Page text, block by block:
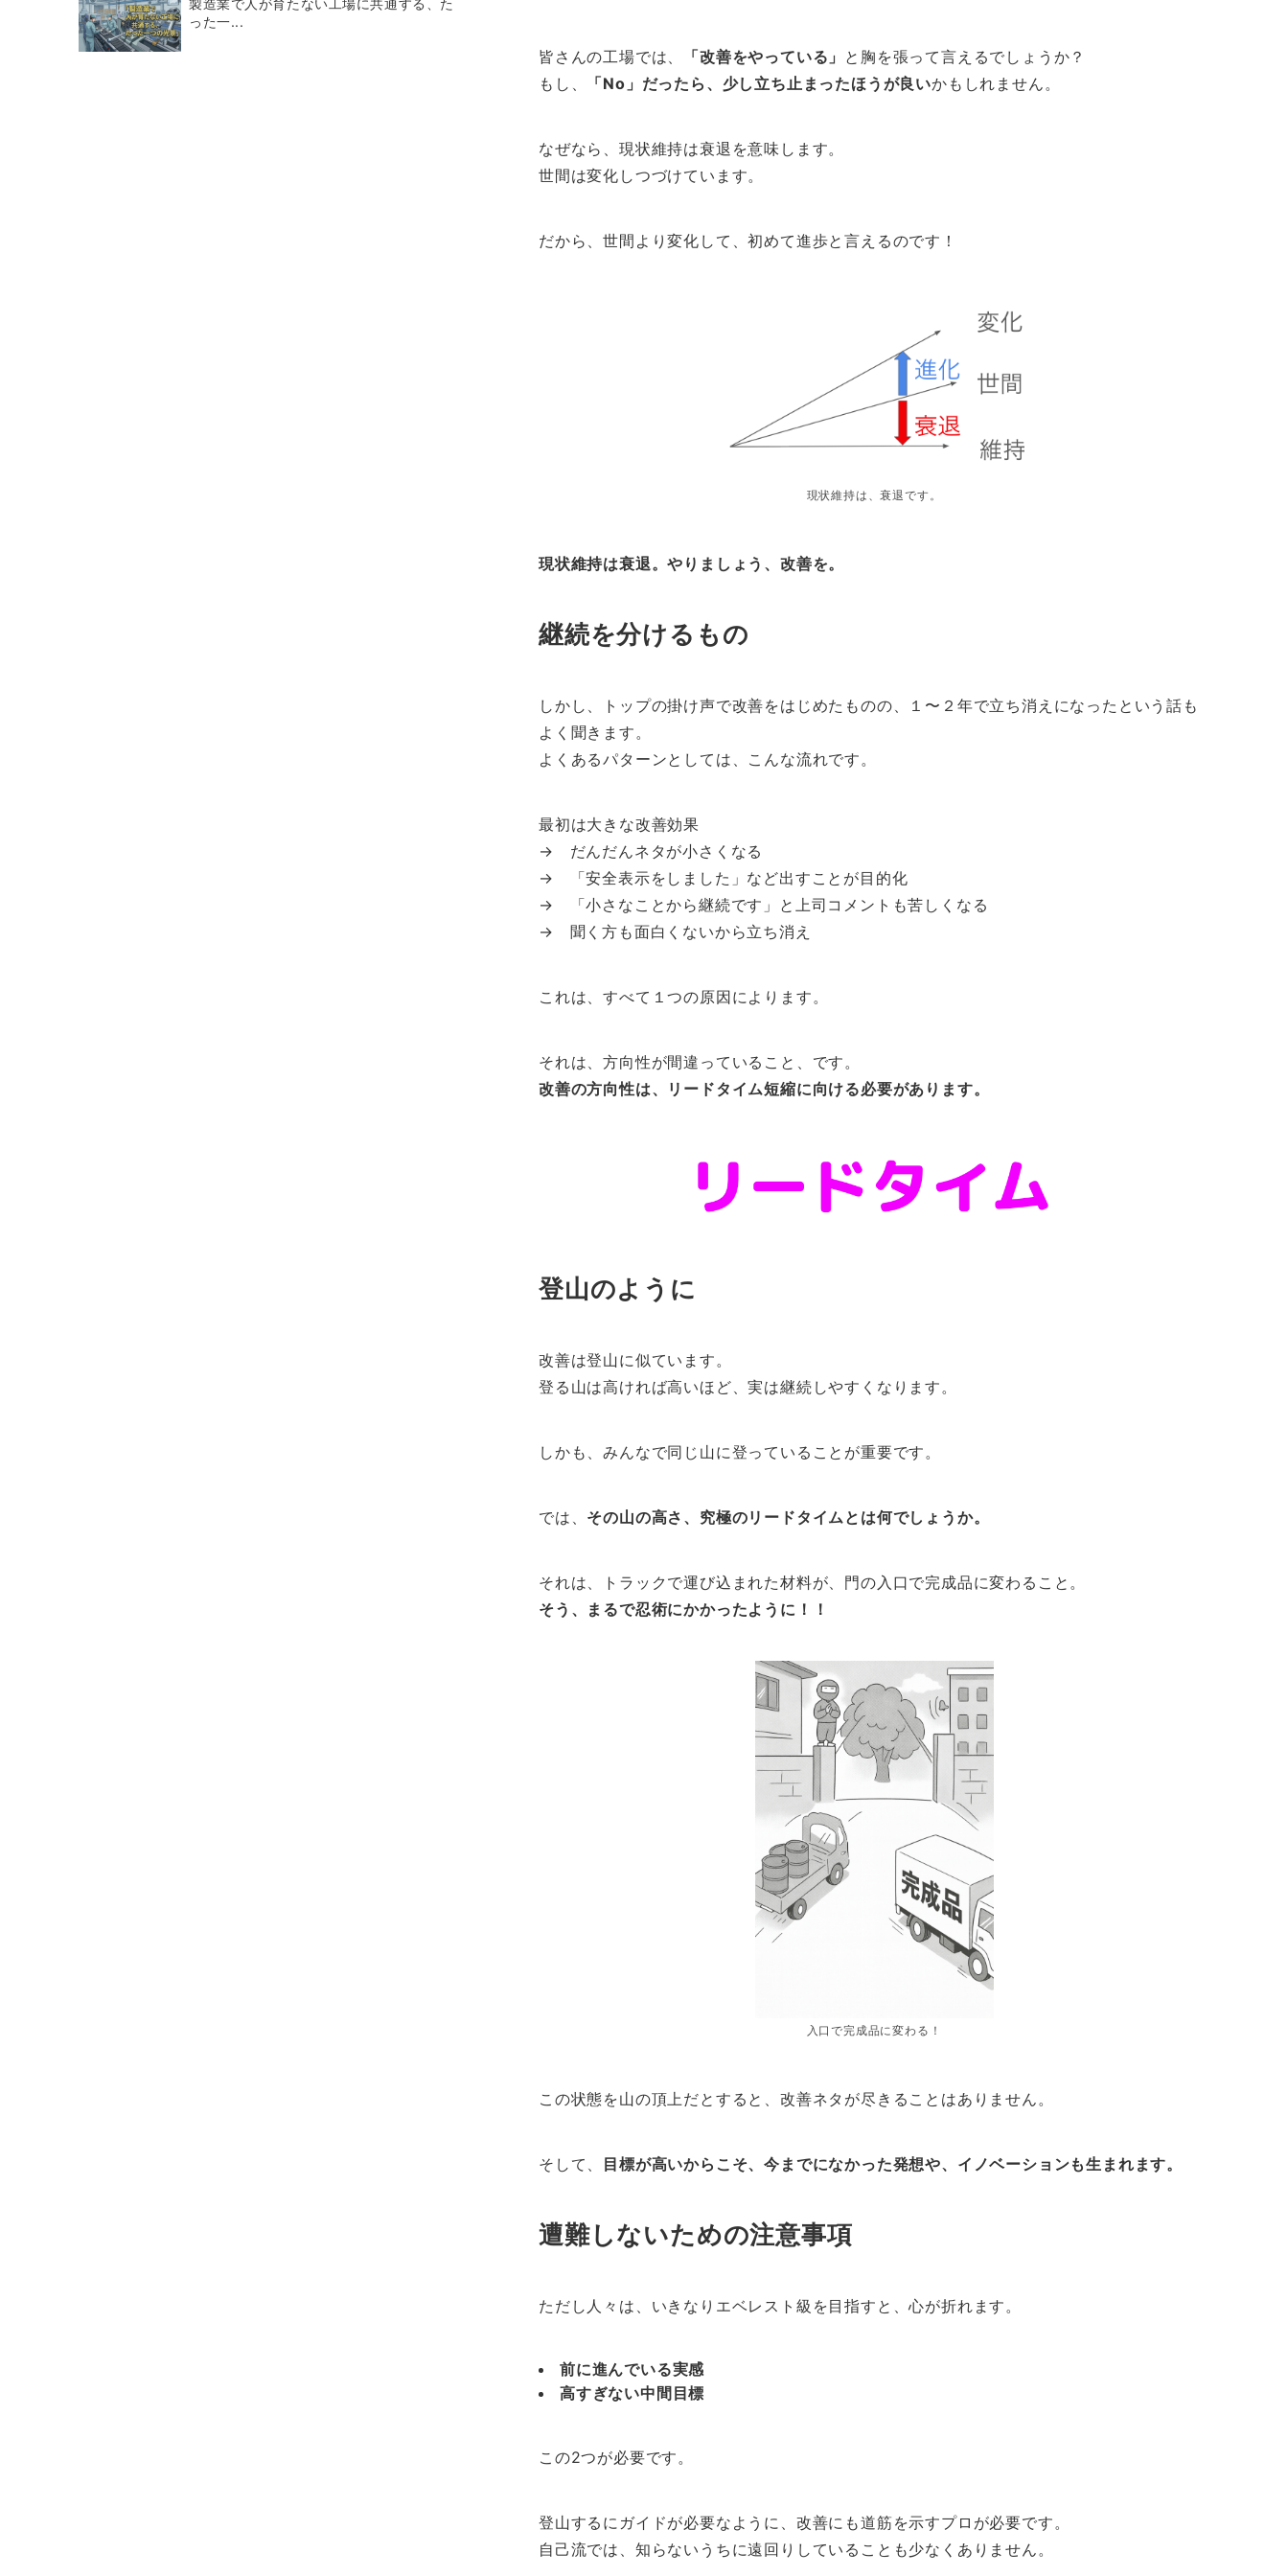
皆さんの工場では、 「改善をやっている」 と胸を張って言えるでしょうか？
もし、
「No」だったら、少し立ち止まったほうが良いかもしれません。
なぜなら、現状維持は衰退を意味します。
世間は変化しつづけています。
だから、世間より変化して、初めて進歩と言えるのです！
現状維持は、衰退です。
現状維持は衰退。やりましょう、改善を。
継続を分けるもの
しかし、トップの掛け声で改善をはじめたものの、１〜２年で立ち消えになったという話も
よく聞きます。
よくあるパターンとしては、こんな流れです。
最初は大きな改善効果
→ だんだんネタが小さくなる
→ 「安全表示をしました」など出すことが目的化
→ 「小さなことから継続です」と上司コメントも苦しくなる
→ 聞く方も面白くないから立ち消え
これは、すべて１つの原因によります。
それは、方向性が間違っていること、です。
改善の方向性は、リードタイム短縮に向ける必要があります。
登山のように
改善は登山に似ています。
登る山は高ければ高いほど、実は継続しやすくなります。
しかも、みんなで同じ山に登っていることが重要です。
では、 その山の高さ、究極のリードタイムとは何でしょうか。
それは、トラックで運び込まれた材料が、門の入口で完成品に変わること。
そう、まるで忍術にかかったように！！
入口で完成品に変わる！
この状態を山の頂上だとすると、改善ネタが尽きることはありません。
そして、 目標が高いからこそ、今までになかった発想や、イノベーションも生まれます。
遭難しないための注意事項
ただし人々は、いきなりエベレスト級を目指すと、心が折れます。
前に進んでいる実感
高すぎない中間目標
この2つが必要です。
登山するにガイドが必要なように、改善にも道筋を示すプロが必要です。
自己流では、知らないうちに遠回りしていることも少なくありません。
製造業で人が育たない工場に共通する、た
った一...